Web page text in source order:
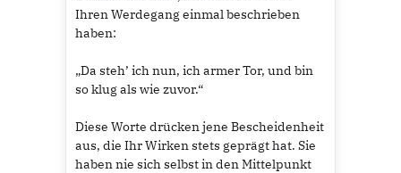
Ihren Werdegang einmal beschrieben
haben:
„Da steh’ ich nun, ich armer Tor, und bin
so klug als wie zuvor.“
Diese Worte drücken jene Bescheidenheit
aus, die Ihr Wirken stets geprägt hat. Sie
haben nie sich selbst in den Mittelpunkt